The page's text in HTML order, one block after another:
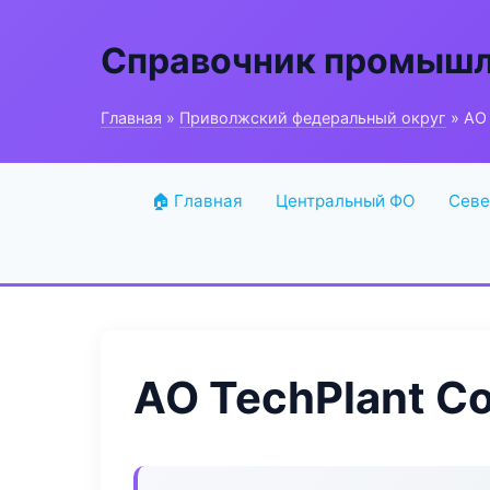
Справочник
Главная » Приволжский федеральный округ » АО
🏠 Главная Центральный ФО
АО TechPlant